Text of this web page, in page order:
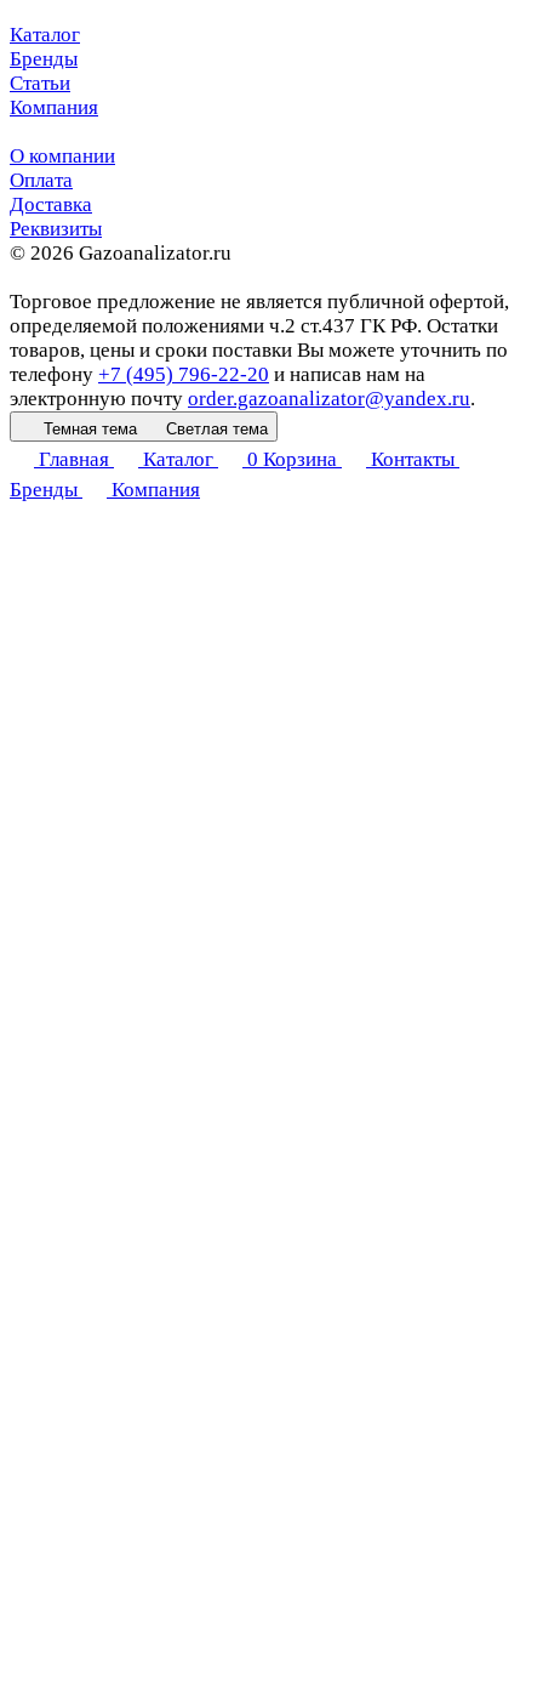
Каталог
Бренды
Статьи
Компания
О компании
Оплата
Доставка
Реквизиты
© 2026 Gazoanalizator.ru
Торговое предложение не является публичной офертой,
определяемой положениями ч.2 ст.437 ГК РФ. Остатки
товаров, цены и сроки поставки Вы можете уточнить по
телефону +7 (495) 796-22-20 и написав нам на
электронную почту order.gazoanalizator@yandex.ru.
Темная тема Светлая тема
Главная Каталог 0 Корзина
Контакты
Бренды
Компания